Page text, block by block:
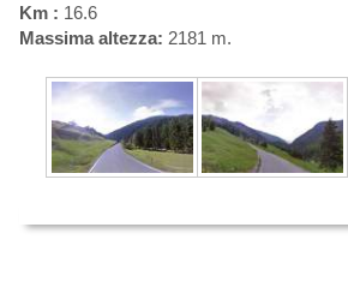
Km : 16.6
Massima altezza: 2181 m.